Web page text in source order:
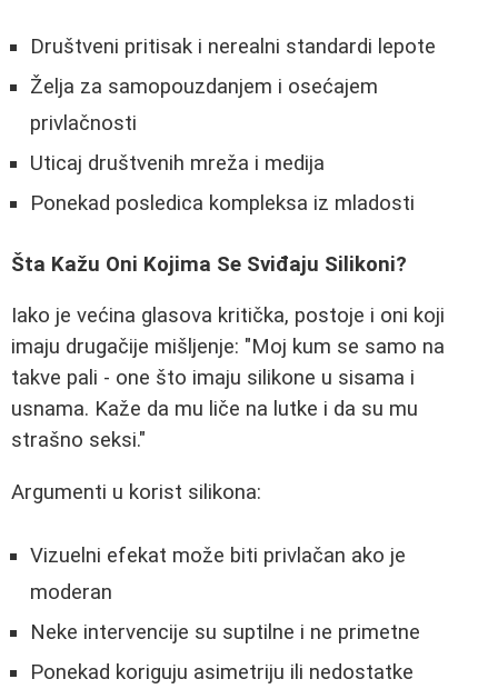
Društveni pritisak i nerealni standardi lepote
Želja za samopouzdanjem i osećajem
privlačnosti
Uticaj društvenih mreža i medija
Ponekad posledica kompleksa iz mladosti
Šta Kažu Oni Kojima Se Sviđaju Silikoni?
Iako je većina glasova kritička, postoje i oni koji
imaju drugačije mišljenje: "Moj kum se samo na
takve pali - one što imaju silikone u sisama i
usnama. Kaže da mu liče na lutke i da su mu
strašno seksi."
Argumenti u korist silikona:
Vizuelni efekat može biti privlačan ako je
moderan
Neke intervencije su suptilne i ne primetne
Ponekad koriguju asimetriju ili nedostatke